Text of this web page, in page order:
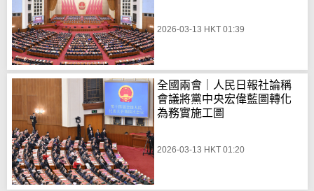
2026-03-13 HKT 01:39
全國兩會｜人民日報社論稱
會議將黨中央宏偉藍圖轉化
為務實施工圖
2026-03-13 HKT 01:20